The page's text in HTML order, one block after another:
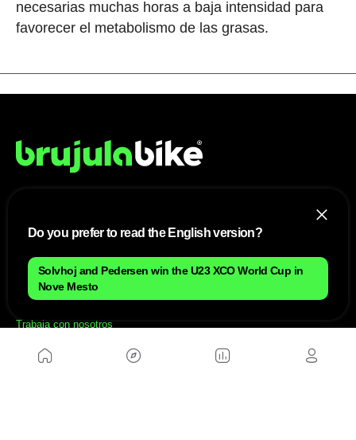
necesarias muchas horas a baja intensidad para
favorecer el metabolismo de las grasas.
Aviso Legal
Anúnciate con nosotros
Política de cookies
Política de privacidad
Trabaja con nosotros
WEBS AMIGAS
Do you prefer to read the English version?
Solvhoj and Pedersen win the U23 XCO World Cup in
Nove Mesto